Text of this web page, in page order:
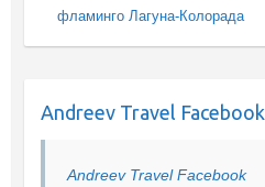
фламинго Лагуна-Колорада
Andreev Travel Facebook
Andreev Travel Facebook